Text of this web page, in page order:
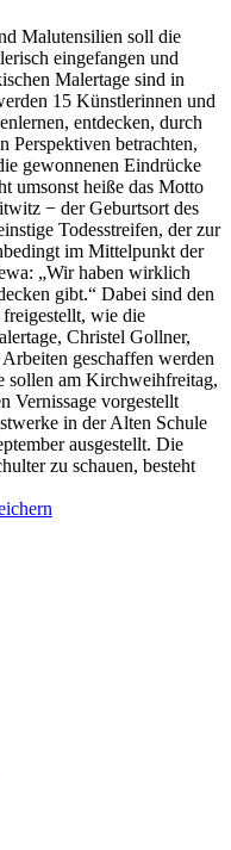
Malutensilien soll die
eingefangen und
Malertage sind in
15 Künstlerinnen und
entdecken, durch
Perspektiven betrachten,
gewonnenen Eindrücke
umsonst heiße das Motto
− der Geburtsort des
Todesstreifen, der zur
im Mittelpunkt der
„Wir haben wirklich
gibt.“ Dabei sind den
wie die
Christel Gollner,
geschaffen werden
sollen am Kirchweihfreitag,
Vernissage vorgestellt
in der Alten Schule
ausgestellt. Die
zu schauen, besteht